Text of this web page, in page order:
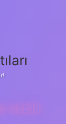
NEDIR